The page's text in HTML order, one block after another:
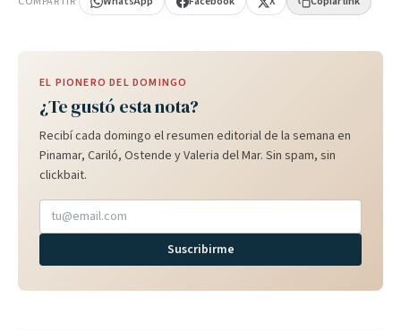
EL PIONERO DEL DOMINGO
¿Te gustó esta nota?
Recibí cada domingo el resumen editorial de la semana en
Pinamar, Cariló, Ostende y Valeria del Mar. Sin spam, sin
clickbait.
Suscribirme